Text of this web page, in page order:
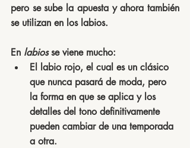
pero se sube la apuesta y ahora también
se utilizan en los labios.
En labios se viene mucho:
El labio rojo, el cual es un clásico
que nunca pasará de moda, pero
la forma en que se aplica y los
detalles del tono definitivamente
pueden cambiar de una temporada
a otra.